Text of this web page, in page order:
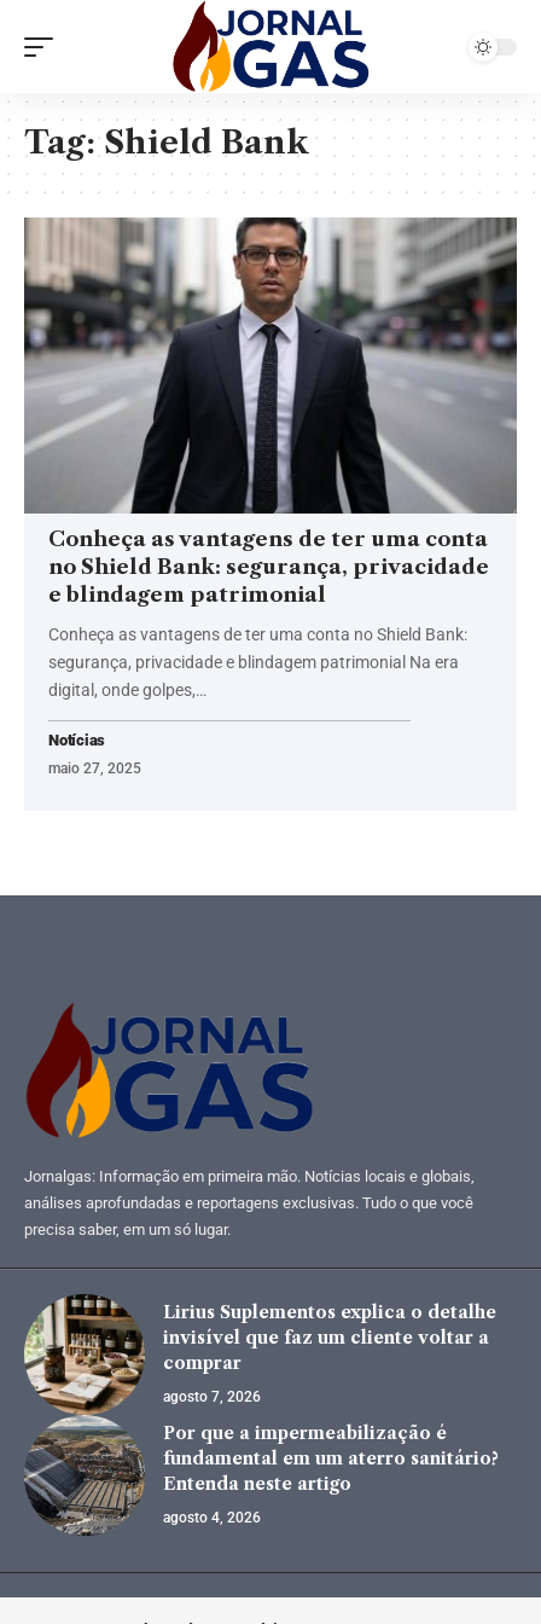
Tag:Shield Bank
Conheça as vantagens de ter uma conta
no Shield Bank: segurança, privacidade
e blindagem patrimonial
Conheça as vantagens de ter uma conta no Shield Bank:
segurança, privacidade e blindagem patrimonial Na era
digital, onde golpes,…
Notícias
maio 27, 2025
Jornalgas: Informação em primeira mão. Notícias locais e globais,
análises aprofundadas e reportagens exclusivas. Tudo o que você
precisa saber, em um só lugar.
Lirius Suplementos explica o detalhe
invisível que faz um cliente voltar a
comprar
agosto 7, 2026
Por que a impermeabilização é
fundamental em um aterro sanitário?
Entenda neste artigo
agosto 4, 2026